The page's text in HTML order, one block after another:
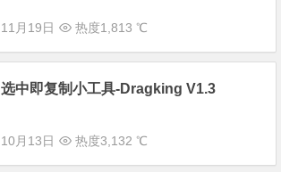
11月19日 热度1,813 ℃
选中即复制小工具-Dragking V1.3
10月13日 热度3,132 ℃